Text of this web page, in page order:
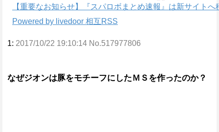
【重要なお知らせ】『スパロボまとめ速報』は新サイトへ
Powered by livedoor 相互RSS
1: 2017/10/22 19:10:14 No.517977806
なぜジオンは豚をモチーフにしたＭＳを作ったのか？